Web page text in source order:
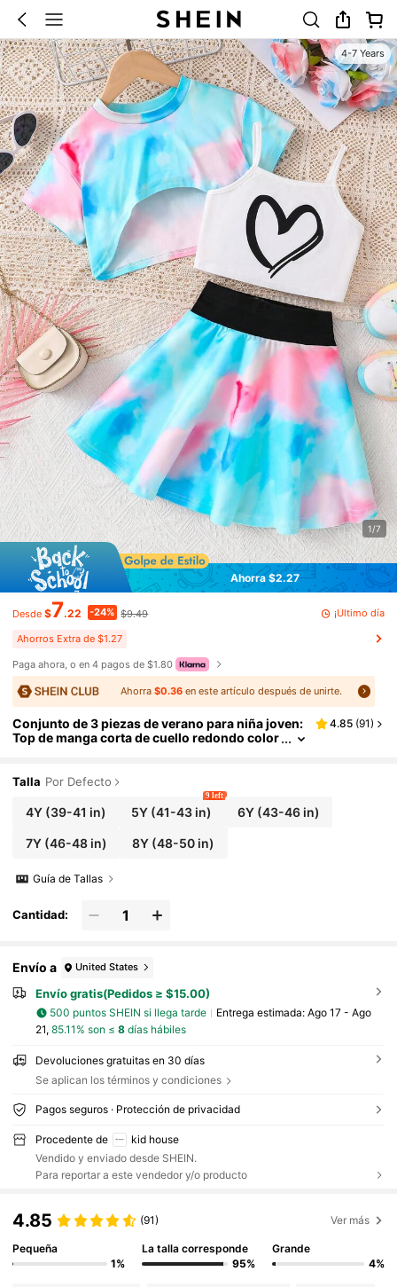
4-7 Years
1/7
Ahorra $2.27
Desde $7.22 -24% $9.49 ¡Último día
Ahorros Extra de $1.27
Paga ahora, o en 4 pagos de $1.80
Ahorra $0.36en este artículo después de unirte.
Conjunto de 3 piezas de verano para niña joven:
Top de manga corta de cuello redondo color
ano transpirable y de secado rápido, y versátil p
ara el uso diario de estudiantes de escuela prima
ria
4.85 (91)
Talla Por Defecto
4Y(39-41 in) 5Y (41-43 in)
9 left
6Y(43-46 in)
7Y(46-48 in) 8Y (48-50 in)
Guía de Tallas
Cantidad:
Envío a United States
Envío gratis(Pedidos ≥ $15.00)
500 puntos SHEIN si llega tarde Entrega estimada: Ago 17 - Ago
21, 85.11% son ≤ 8días hábiles
Devoluciones gratuitas en 30 días
Se aplican los términos y condiciones
Pagos seguros · Protección de privacidad
Procedente de
kid house
Vendido y enviado desde SHEIN.
Para reportar a este vendedor y/o producto
4.85 (91) Ver más
Pequeña
1%
La talla corresponde
95%
Grande
4%